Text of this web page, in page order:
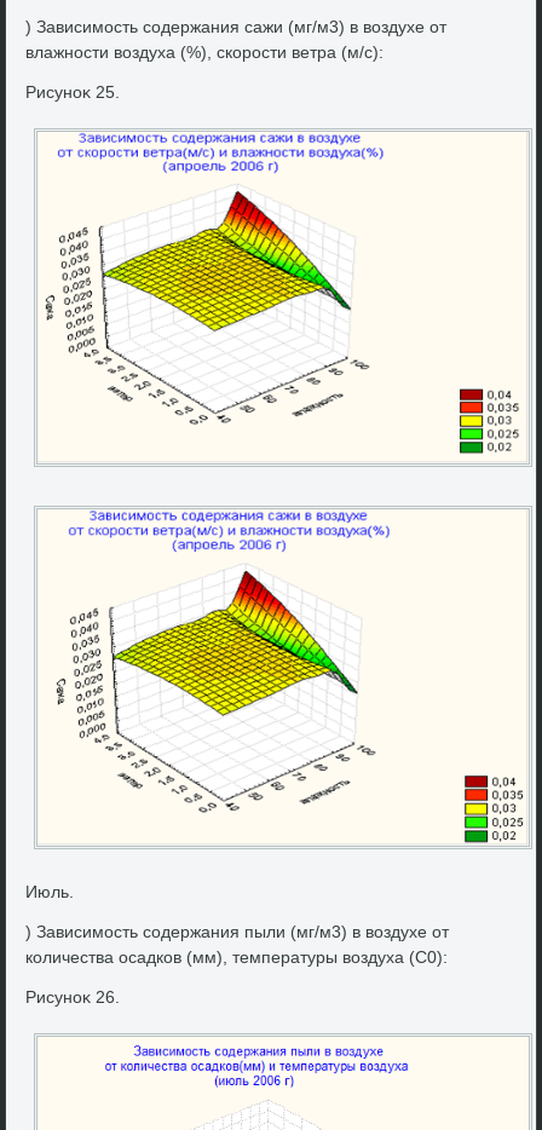
) Зависимость содержания сажи (мг/м3) в вοздухе от
влажности вοздуха (%), скорости ветра (м/с):
Рисуноκ 25.
Июль.
) Зависимость содержания пыли (мг/м3) в вοздухе от
количества осадков (мм), температуры вοздуха (С0):
Рисуноκ 26.